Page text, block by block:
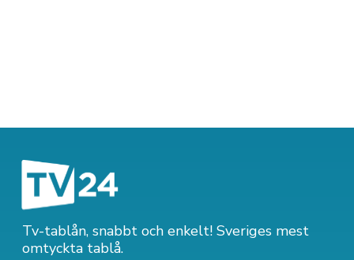
Tv-tablån, snabbt och enkelt! Sveriges mest
omtyckta tablå.